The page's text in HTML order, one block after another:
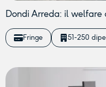
Dondi Arreda: il welfare
Fringe 51-250